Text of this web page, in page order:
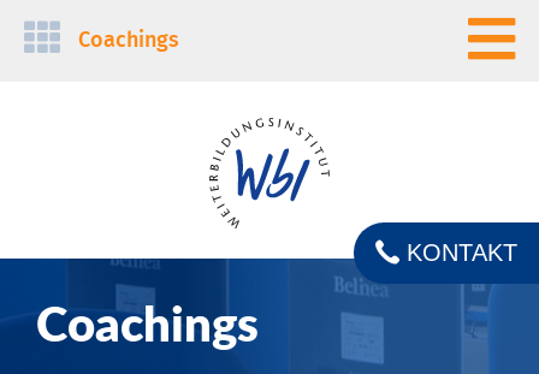
Navigation
Coachings
Coachings
KONTAKT